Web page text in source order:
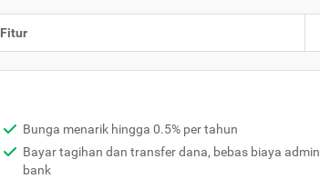
Fitur
Bunga menarik hingga 0.5% per tahun
Bayar tagihan dan transfer dana, bebas biaya admin
bank